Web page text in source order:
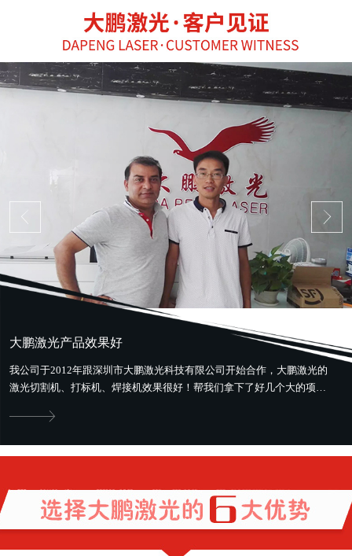
大鹏激光产品效果好
我公司于2012年跟深圳市大鹏激光科技有限公司开始合作，大鹏激光的
激光切割机、打标机、焊接机效果很好！帮我们拿下了好几个大的项